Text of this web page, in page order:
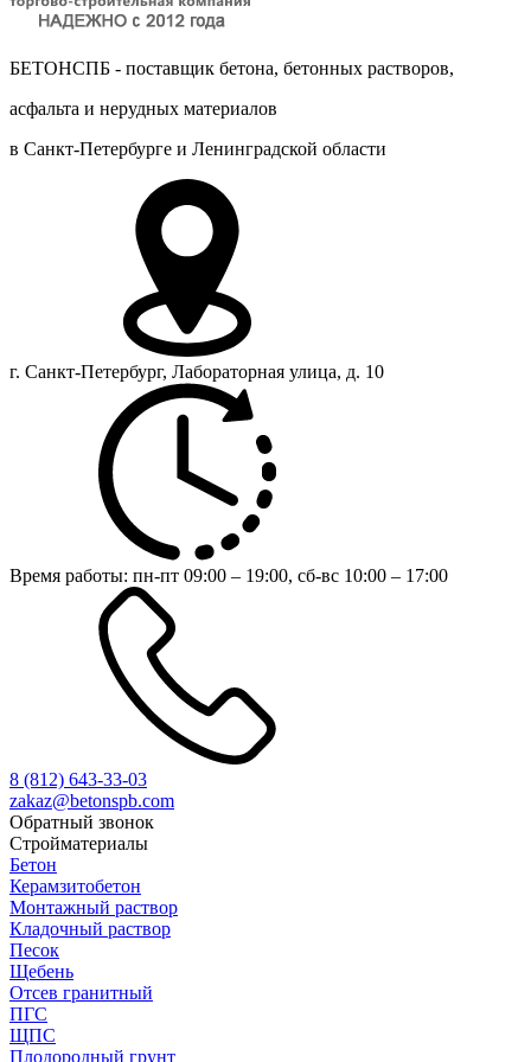
БЕТОНСПБ - поставщик бетона, бетонных растворов,
асфальта и нерудных материалов
в Санкт-Петербурге и Ленинградской области
г. Санкт-Петербург, Лабораторная улица, д. 10
Время работы: пн-пт 09:00 – 19:00, сб-вс 10:00 – 17:00
8 (812) 643-33-03
zakaz@betonspb.com
Обратный звонок
Стройматериалы
Бетон
Керамзитобетон
Монтажный раствор
Кладочный раствор
Песок
Щебень
Отсев гранитный
ПГС
ЩПС
Плодородный грунт